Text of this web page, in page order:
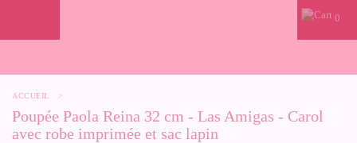
0
ACCUEIL >
Poupée Paola Reina 32 cm - Las Amigas - Carol
avec robe imprimée et sac lapin